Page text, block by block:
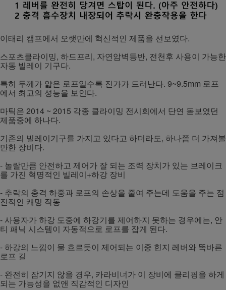
이태리 캠프에서 오랫만에 혁신적인 제품을 선보였다.
스포츠클라이밍, 하드프리, 자연암벽등반, 전천후 사용이 가능한
자동 빌레이 기구다.
특히 두께가 얇은 로프일수록 진가가 드러난다. 9~9.5mm 로프
에서 최고의 성능을 보인다.
마틱은 2014 ~ 2015 각종 클라이밍 전시회에서 단연 돋보였던
제품중에 하나다.
기존의 빌레이기구를 가지고 있다고 하더라도, 하나쯤 더 가져볼
만한 장비다.
- 놀랄만큼 안전하고 제어가 잘 되는 조력 장치가 있는 브레이크
를 가진 혁명적인 빌레이+하강 장비
- 추락의 충격 하중과 로프의 손상을 줄여 주는데 도움을 주는 점
진적인 캐밍 작동
- 사용자가 하강 도중에 하강기를 제어하지 못하는 경우에는, 안
티 패닉 시스템이 자동적으로 로프를 잡게 된다.
- 하강의 느낌이 물 흐르듯이 제어되는 이중 힌지 레버와 똑바른
로프 길
- 완전히 잠기지 않을 경우, 카라비너가 이 장비에 클리핑을 하게
되는 가능성을 없앤 직감적인 디자인